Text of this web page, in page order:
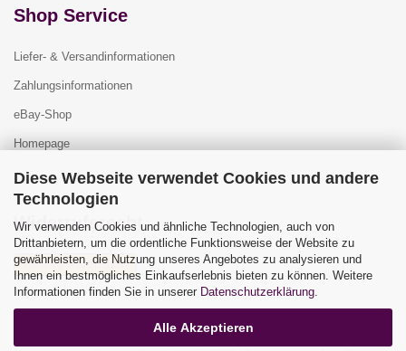
Diese Webseite verwendet Cookies und andere
Technologien
Wir verwenden Cookies und ähnliche Technologien, auch von
Drittanbietern, um die ordentliche Funktionsweise der Website zu
gewährleisten, die Nutzung unseres Angebotes zu analysieren und
Ihnen ein bestmögliches Einkaufserlebnis bieten zu können. Weitere
Informationen finden Sie in unserer Datenschutzerklärung
Alle Akzeptieren
Shop Service
Liefer- & Versandinformationen
Zahlungsinformationen
eBay-Shop
Homepage
Widerrufsrecht
Vertrag widerrufen
Widerrufsbelehrung